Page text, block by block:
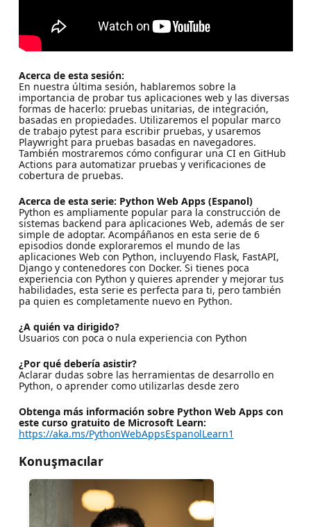
Acerca de esta sesión:
En nuestra última sesión, hablaremos sobre la
importancia de probar tus aplicaciones web y las diversas
formas de hacerlo: pruebas unitarias, de integración,
basadas en propiedades. Utilizaremos el popular marco
de trabajo pytest para escribir pruebas, y usaremos
Playwright para pruebas basadas en navegadores.
También mostraremos cómo configurar una CI en GitHub
Actions para automatizar pruebas y verificaciones de
cobertura de pruebas.
Acerca de esta serie: Python Web Apps (Espanol)
Python es ampliamente popular para la construcción de
sistemas backend para aplicaciones Web, además de ser
simple de adoptar. Acompáñanos en esta serie de 6
episodios donde exploraremos el mundo de las
aplicaciones Web con Python, incluyendo Flask, FastAPI,
Django y contenedores con Docker. Si tienes poca
experiencia con Python y quieres aprender y mejorar tus
habilidades, esta serie es perfecta para ti, pero también
pa quien es completamente nuevo en Python.
¿A quién va dirigido?
Usuarios con poca o nula experiencia con Python
¿Por qué debería asistir?
Aclarar dudas sobre las herramientas de desarrollo en
Python, o aprender como utilizarlas desde zero
Obtenga más información sobre Python Web Apps con
este curso gratuito de Microsoft Learn:
https://aka.ms/PythonWebAppsEspanolLearn1
Konuşmacılar